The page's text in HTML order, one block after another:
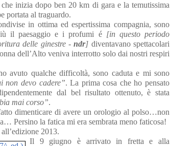
inizia dopo ben 20 km di gara e la temutissima
portata al traguardo.
in ottima ed espertissima compagnia, sono
il paesaggio e i profumi é [in questo periodo
delle ginestre -ndr] diventavano spettacolari
dell’Alto veniva interrotto solo dai nostri respiri
avuto qualche difficoltà, sono caduta e mi sono
non devo cadere”. La prima cosa che ho pensato
dal bel risultato ottenuto, è stata
mai corso”.
dimenticare di avere un orologio al polso…non
Persino la fatica mi era sembrata meno faticosa!
2013.
Il 9 giugno è arrivato in fretta e alla